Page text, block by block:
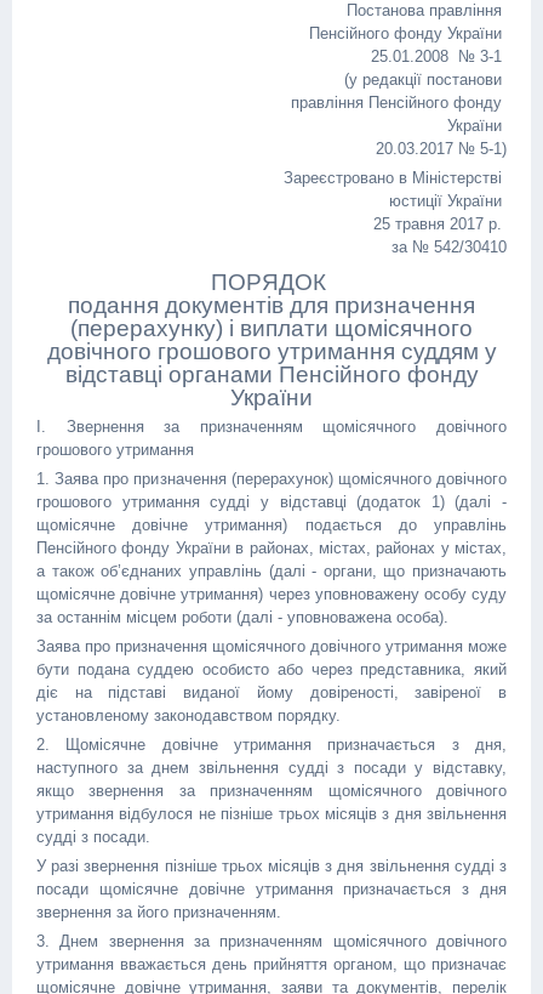
Постанова правління
Пенсійного фонду України
25.01.2008 № 3-1
(у редакції постанови
правління Пенсійного фонду
України
20.03.2017 № 5-1)
Зареєстровано в Міністерстві
юстиції України
25 травня 2017 р.
за № 542/30410
ПОРЯДОК
подання документів для призначення
(перерахунку) і виплати щомісячного
довічного грошового утримання суддям у
відставці органами Пенсійного фонду
України
I. Звернення за призначенням щомісячного довічного
грошового утримання
1. Заява про призначення (перерахунок) щомісячного довічного
грошового утримання судді у відставці (додаток 1) (далі -
щомісячне довічне утримання) подається до управлінь
Пенсійного фонду України в районах, містах, районах у містах,
а також об’єднаних управлінь (далі - органи, що призначають
щомісячне довічне утримання) через уповноважену особу суду
за останнім місцем роботи (далі - уповноважена особа).
Заява про призначення щомісячного довічного утримання може
бути подана суддею особисто або через представника, який
діє на підставі виданої йому довіреності, завіреної в
установленому законодавством порядку.
2. Щомісячне довічне утримання призначається з дня,
наступного за днем звільнення судді з посади у відставку,
якщо звернення за призначенням щомісячного довічного
утримання відбулося не пізніше трьох місяців з дня звільнення
судді з посади.
У разі звернення пізніше трьох місяців з дня звільнення судді з
посади щомісячне довічне утримання призначається з дня
звернення за його призначенням.
3. Днем звернення за призначенням щомісячного довічного
утримання вважається день прийняття органом, що призначає
щомісячне довічне утримання, заяви та документів, перелік